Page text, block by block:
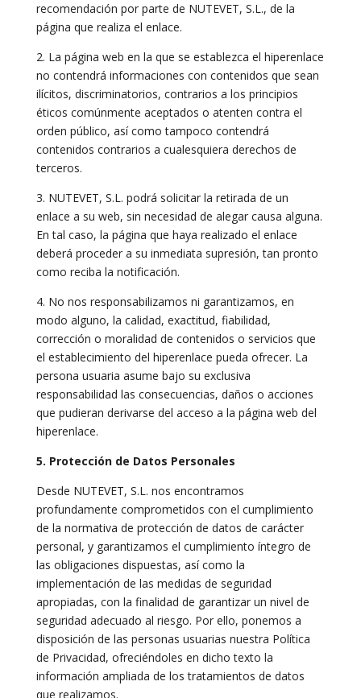
recomendación por parte de NUTEVET, S.L., de la
página que realiza el enlace.
2. La página web en la que se establezca el hiperenlace
no contendrá informaciones con contenidos que sean
ilícitos, discriminatorios, contrarios a los principios
éticos comúnmente aceptados o atenten contra el
orden público, así como tampoco contendrá
contenidos contrarios a cualesquiera derechos de
terceros.
3. NUTEVET, S.L. podrá solicitar la retirada de un
enlace a su web, sin necesidad de alegar causa alguna.
En tal caso, la página que haya realizado el enlace
deberá proceder a su inmediata supresión, tan pronto
como reciba la notificación.
4. No nos responsabilizamos ni garantizamos, en
modo alguno, la calidad, exactitud, fiabilidad,
corrección o moralidad de contenidos o servicios que
el establecimiento del hiperenlace pueda ofrecer. La
persona usuaria asume bajo su exclusiva
responsabilidad las consecuencias, daños o acciones
que pudieran derivarse del acceso a la página web del
hiperenlace.
5. Protección de Datos Personales
Desde NUTEVET, S.L. nos encontramos
profundamente comprometidos con el cumplimiento
de la normativa de protección de datos de carácter
personal, y garantizamos el cumplimiento íntegro de
las obligaciones dispuestas, así como la
implementación de las medidas de seguridad
apropiadas, con la finalidad de garantizar un nivel de
seguridad adecuado al riesgo. Por ello, ponemos a
disposición de las personas usuarias nuestra Política
de Privacidad, ofreciéndoles en dicho texto la
información ampliada de los tratamientos de datos
que realizamos.